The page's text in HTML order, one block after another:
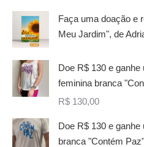
Faça uma doação e
Meu Jardim", de
Doe R$ 130 e
feminina branca
R$ 130,00
Doe R$ 130 e
branca "Contém Paz"